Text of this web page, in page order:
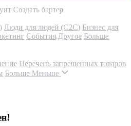
Создать бартер
Люди для людей (С2С) Бизнес для
События Другое Больше
Перечень запрещенных товаров
Больше Меньше